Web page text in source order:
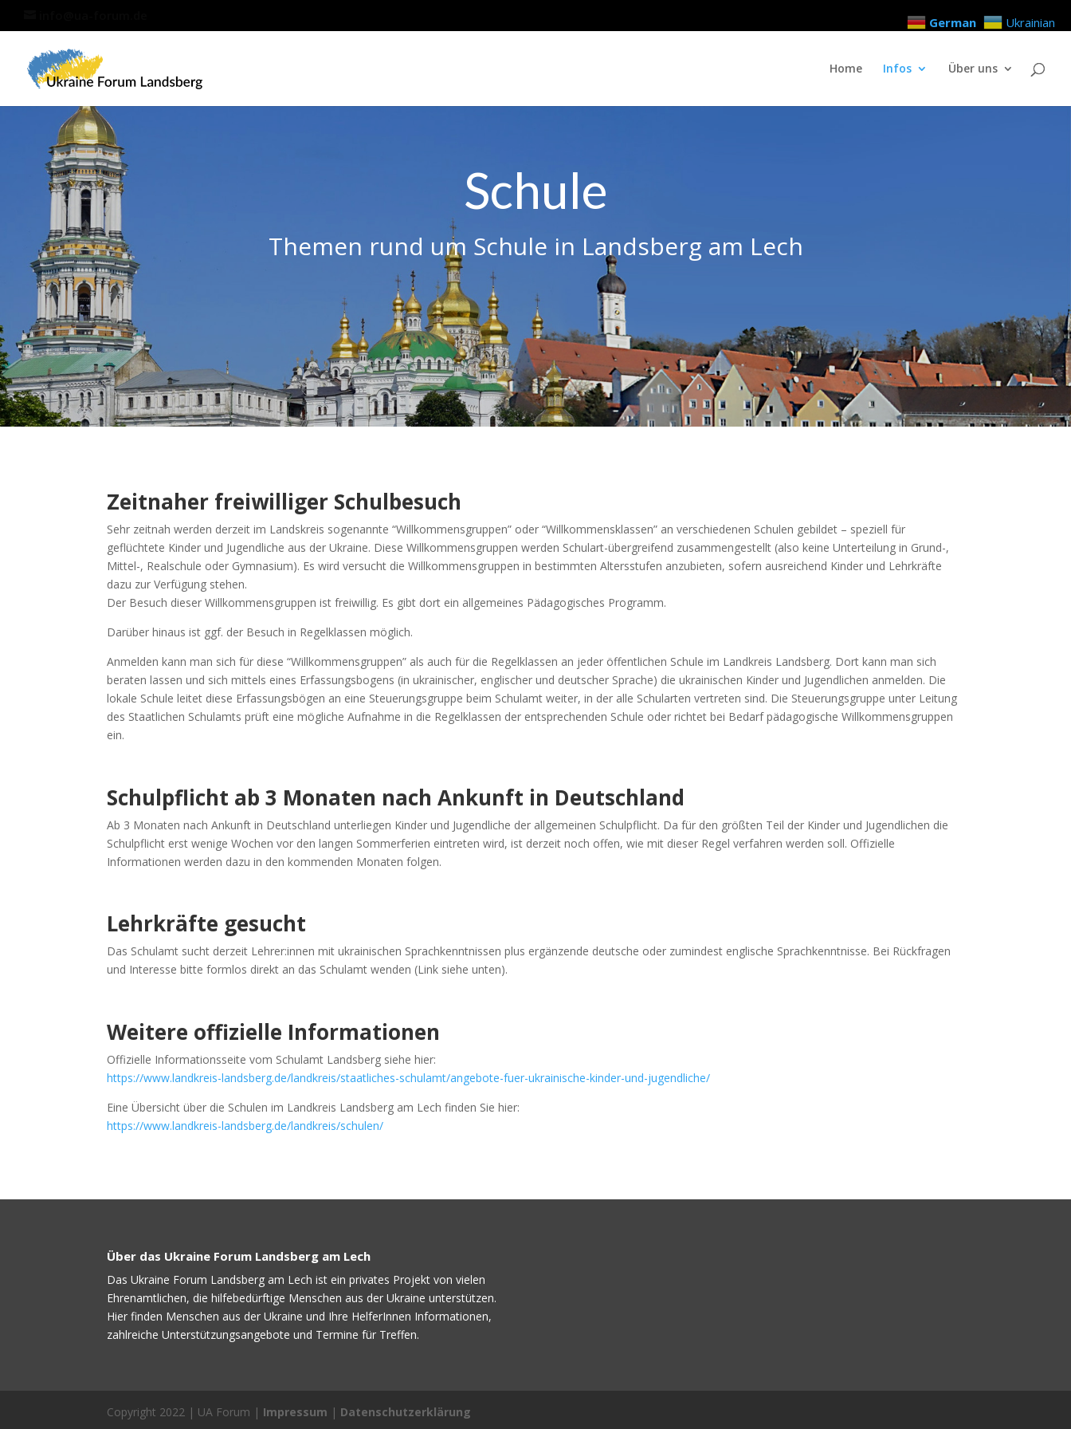
Home Infos Über uns
Schule
Themen rund um Schule in Landsberg am Lech
Zeitnaher freiwilliger Schulbesuch
Sehr zeitnah werden derzeit im Landskreis sogenannte “Willkommensgruppen” oder “Willkommensklassen” an verschiedenen Schulen gebildet – speziell für
geflüchtete Kinder und Jugendliche aus der Ukraine. Diese Willkommensgruppen werden Schulart-übergreifend zusammengestellt (also keine Unterteilung in Grund-,
Mittel-, Realschule oder Gymnasium). Es wird versucht die Willkommensgruppen in bestimmten Altersstufen anzubieten, sofern ausreichend Kinder und Lehrkräfte
dazu zur Verfügung stehen.
Der Besuch dieser Willkommensgruppen ist freiwillig. Es gibt dort ein allgemeines Pädagogisches Programm.
Darüber hinaus ist ggf. der Besuch in Regelklassen möglich.
Anmelden kann man sich für diese “Willkommensgruppen” als auch für die Regelklassen an jeder öffentlichen Schule im Landkreis Landsberg. Dort kann man sich
beraten lassen und sich mittels eines Erfassungsbogens (in ukrainischer, englischer und deutscher Sprache) die ukrainischen Kinder und Jugendlichen anmelden. Die
lokale Schule leitet diese Erfassungsbögen an eine Steuerungsgruppe beim Schulamt weiter, in der alle Schularten vertreten sind. Die Steuerungsgruppe unter Leitung
des Staatlichen Schulamts prüft eine mögliche Aufnahme in die Regelklassen der entsprechenden Schule oder richtet bei Bedarf pädagogische Willkommensgruppen
ein.
Schulpflicht ab 3 Monaten nach Ankunft in Deutschland
Ab 3 Monaten nach Ankunft in Deutschland unterliegen Kinder und Jugendliche der allgemeinen Schulpflicht. Da für den größten Teil der Kinder und Jugendlichen die
Schulpflicht erst wenige Wochen vor den langen Sommerferien eintreten wird, ist derzeit noch offen, wie mit dieser Regel verfahren werden soll. Offizielle
Informationen werden dazu in den kommenden Monaten folgen.
Lehrkräfte gesucht
Das Schulamt sucht derzeit Lehrer:innen mit ukrainischen Sprachkenntnissen plus ergänzende deutsche oder zumindest englische Sprachkenntnisse. Bei Rückfragen
und Interesse bitte formlos direkt an das Schulamt wenden (Link siehe unten).
Weitere offizielle Informationen
Offizielle Informationsseite vom Schulamt Landsberg siehe hier:
https://www.landkreis-landsberg.de/landkreis/staatliches-schulamt/angebote-fuer-ukrainische-kinder-und-jugendliche/
Eine Übersicht über die Schulen im Landkreis Landsberg am Lech finden Sie hier:
https://www.landkreis-landsberg.de/landkreis/schulen/
Über das Ukraine Forum Landsberg am Lech
Das Ukraine Forum Landsberg am Lech ist ein privates Projekt von vielen
Ehrenamtlichen, die hilfebedürftige Menschen aus der Ukraine unterstützen.
Hier finden Menschen aus der Ukraine und Ihre HelferInnen Informationen,
zahlreiche Unterstützungsangebote und Termine für Treffen.
Copyright 2022 | UA Forum | Impressum | Datenschutzerklärung
German Ukrainian